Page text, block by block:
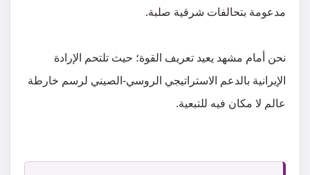
مدعومة بتحالفات شرقية صلبة.
نحن أمام مشهد يعيد تعريف القوة؛ حيث تلتحم الإرادة
الإيرانية بالدعم الاستراتيجي الروسي-الصيني لرسم خارطة
عالم لا مكان فيه للتبعية.